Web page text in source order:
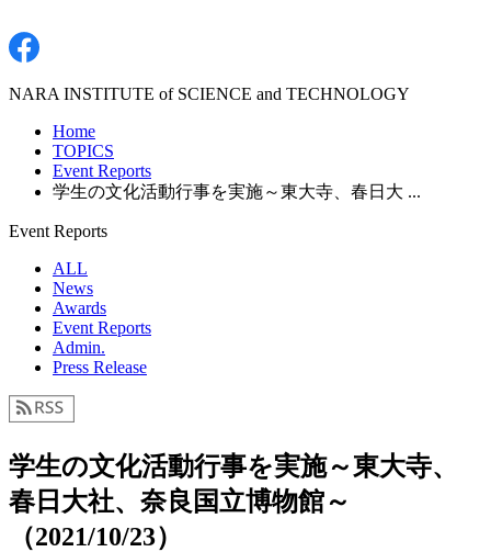
NARA INSTITUTE of SCIENCE and TECHNOLOGY
Home
TOPICS
Event Reports
学生の文化活動行事を実施～東大寺、春日大 ...
Event Reports
ALL
News
Awards
Event Reports
Admin.
Press Release
学生の文化活動行事を実施～東大寺、
春日大社、奈良国立博物館～
（2021/10/23）